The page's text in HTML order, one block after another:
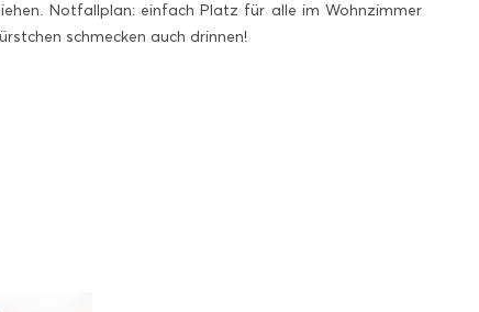
Notfallplan: einfach Platz für alle im Wohnzimmer
schmecken auch drinnen!